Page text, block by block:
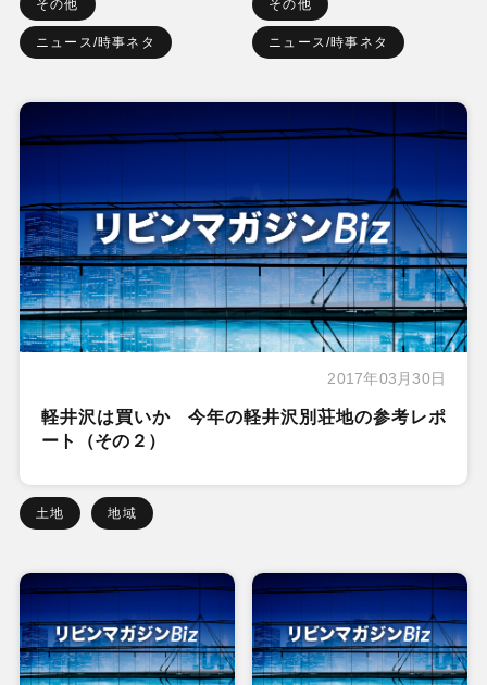
その他
ニュース/時事ネタ
その他
ニュース/時事ネタ
2017年03月30日
軽井沢は買いか 今年の軽井沢別荘地の参考レポ
ート（その２）
土地 地域